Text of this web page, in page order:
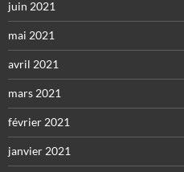
juin 2021
mai 2021
avril 2021
mars 2021
février 2021
janvier 2021